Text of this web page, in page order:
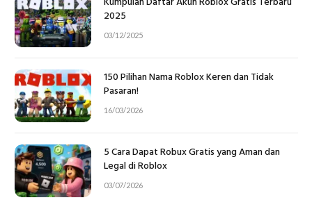
2025
03/12/2025
150 Pilihan Nama Roblox Keren dan Tidak
Pasaran!
16/03/2026
5 Cara Dapat Robux Gratis yang Aman dan
Legal di Roblox
03/07/2026